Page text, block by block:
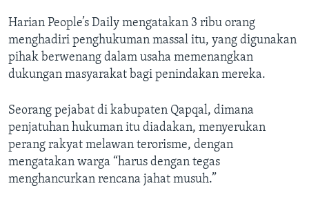
Harian People’s Daily mengatakan 3 ribu orang
menghadiri penghukuman massal itu, yang digunakan
pihak berwenang dalam usaha memenangkan
dukungan masyarakat bagi penindakan mereka.
Seorang pejabat di kabupaten Qapqal, dimana
penjatuhan hukuman itu diadakan, menyerukan
perang rakyat melawan terorisme, dengan
mengatakan warga “harus dengan tegas
menghancurkan rencana jahat musuh.”